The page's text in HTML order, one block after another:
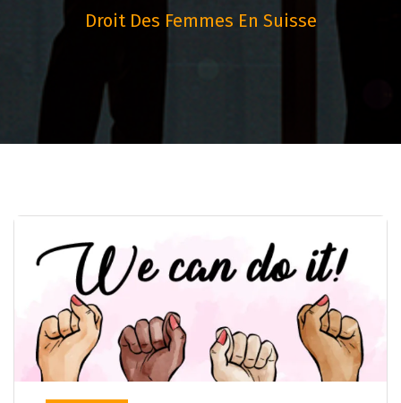
Droit Des Femmes En Suisse